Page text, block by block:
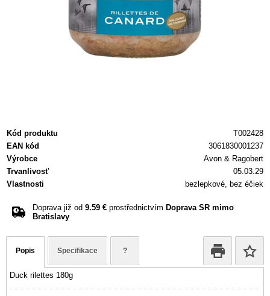
Kód produktu
T002428
EAN kód
3061830001237
Výrobce
Avon & Ragobert
Trvanlivosť
05.03.29
Vlastnosti
bezlepkové, bez éčiek
Doprava již od 9.59 € prostřednictvím Doprava SR mimo
Bratislavy
Popis Specifikace ?
Duck rilettes 180g